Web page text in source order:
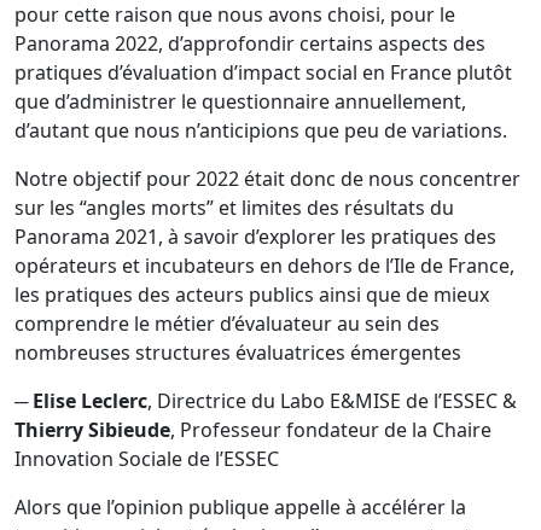
pour cette raison que nous avons choisi, pour le
Panorama 2022, d’approfondir certains aspects des
pratiques d’évaluation d’impact social en France plutôt
que d’administrer le questionnaire annuellement,
d’autant que nous n’anticipions que peu de variations.
Notre objectif pour 2022 était donc de nous concentrer
sur les “angles morts” et limites des résultats du
Panorama 2021, à savoir d’explorer les pratiques des
opérateurs et incubateurs en dehors de l’Ile de France,
les pratiques des acteurs publics ainsi que de mieux
comprendre le métier d’évaluateur au sein des
nombreuses structures évaluatrices émergentes
─Elise Leclerc, Directrice du Labo E&MISE de l’ESSEC &
Thierry Sibieude, Professeur fondateur de la Chaire
Innovation Sociale de l’ESSEC
Alors que l’opinion publique appelle à accélérer la